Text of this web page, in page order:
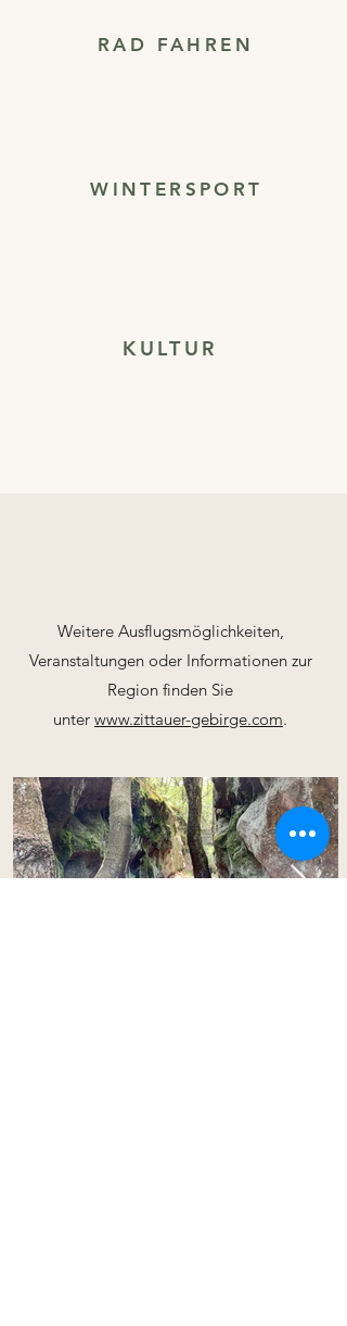
RAD FAHREN
WINTERSPORT
KULTUR
Weitere Ausflugsmöglichkeiten,
Veranstaltungen oder Informationen zur
Region finden Sie
unter www.zittauer-gebirge.com.